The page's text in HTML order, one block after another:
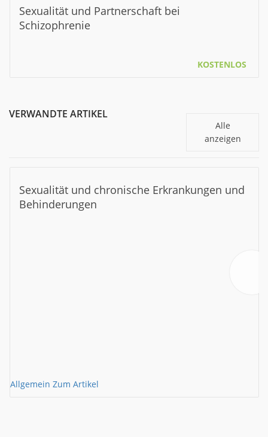
Sexualität und Partnerschaft bei
Schizophrenie
KOSTENLOS
VERWANDTE ARTIKEL
Alle
anzeigen
Sexualität und chronische Erkrankungen und
Behinderungen
Allgemein Zum Artikel